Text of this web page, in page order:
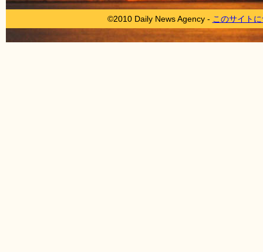
©2010 Daily News Agency - このサイト